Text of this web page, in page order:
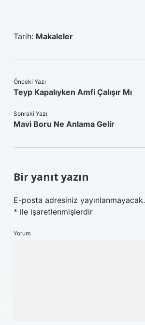
Tarih: Makaleler
Önceki Yazı
Teyp Kapalıyken Amfi Çalışır Mı
Sonraki Yazı
Mavi Boru Ne Anlama Gelir
Bir yanıt yazın
E-posta adresiniz yayınlanmayacak.
* ile işaretlenmişlerdir
Yorum